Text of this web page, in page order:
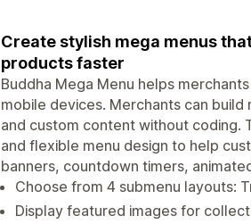
Create stylish mega menus
products faster
Buddha Mega Menu helps
mobile devices. Merchants can
and custom content without coding.
and flexible menu design to help
banners, countdown timers,
Choose from 4 submenu layouts:
Display featured images for